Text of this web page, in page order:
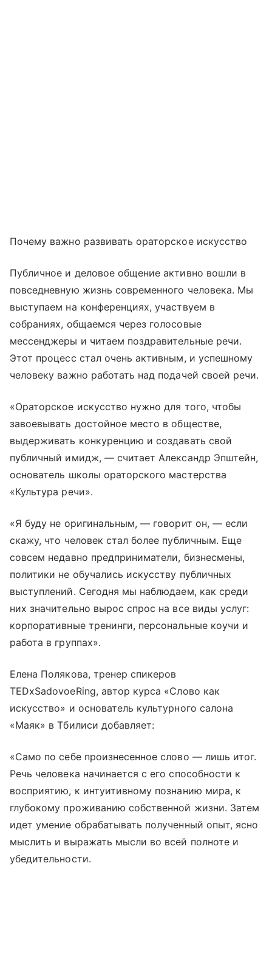
Почему важно развивать ораторское искусство
Публичное и деловое общение активно вошли в
повседневную жизнь современного человека. Мы
выступаем на конференциях, участвуем в
собраниях, общаемся через голосовые
мессенджеры и читаем поздравительные речи.
Этот процесс стал очень активным, и успешному
человеку важно работать над подачей своей речи.
«Ораторское искусство нужно для того, чтобы
завоевывать достойное место в обществе,
выдерживать конкуренцию и создавать свой
публичный имидж, — считает Александр Эпштейн,
основатель школы ораторского мастерства
«Культура речи».
«Я буду не оригинальным, — говорит он, — если
скажу, что человек стал более публичным. Еще
совсем недавно предприниматели, бизнесмены,
политики не обучались искусству публичных
выступлений. Сегодня мы наблюдаем, как среди
них значительно вырос спрос на все виды услуг:
корпоративные тренинги, персональные коучи и
работа в группах».
Елена Полякова, тренер спикеров
TEDxSadovoeRing, автор курса «Слово как
искусство» и основатель культурного салона
«Маяк» в Тбилиси добавляет:
«Само по себе произнесенное слово — лишь итог.
Речь человека начинается с его способности к
восприятию, к интуитивному познанию мира, к
глубокому проживанию собственной жизни. Затем
идет умение обрабатывать полученный опыт, ясно
мыслить и выражать мысли во всей полноте и
убедительности.